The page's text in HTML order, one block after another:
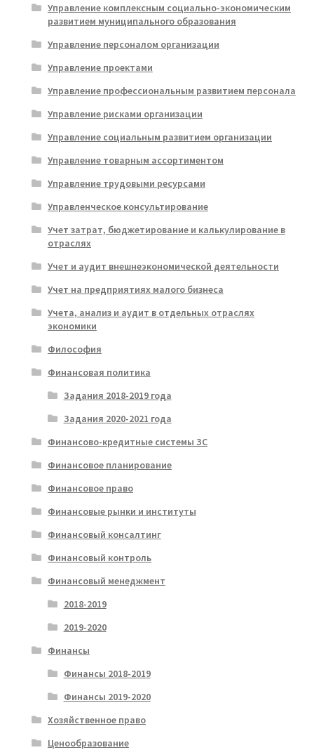
Управление комплексным социально-экономическим
развитием муниципального образования
Управление персоналом организации
Управление проектами
Управление профессиональным развитием персонала
Управление рисками организации
Управление социальным развитием организации
Управление товарным ассортиментом
Управление трудовыми ресурсами
Управленческое консультирование
Учет затрат, бюджетирование и калькулирование в
отраслях
Учет и аудит внешнеэкономической деятельности
Учет на предприятиях малого бизнеса
Учета, анализ и аудит в отдельных отраслях
экономики
Философия
Финансовая политика
Задания 2018-2019 года
Задания 2020-2021 года
Финансово-кредитные системы ЗС
Финансовое планирование
Финансовое право
Финансовые рынки и институты
Финансовый консалтинг
Финансовый контроль
Финансовый менеджмент
2018-2019
2019-2020
Финансы
Финансы 2018-2019
Финансы 2019-2020
Хозяйственное право
Ценообразование